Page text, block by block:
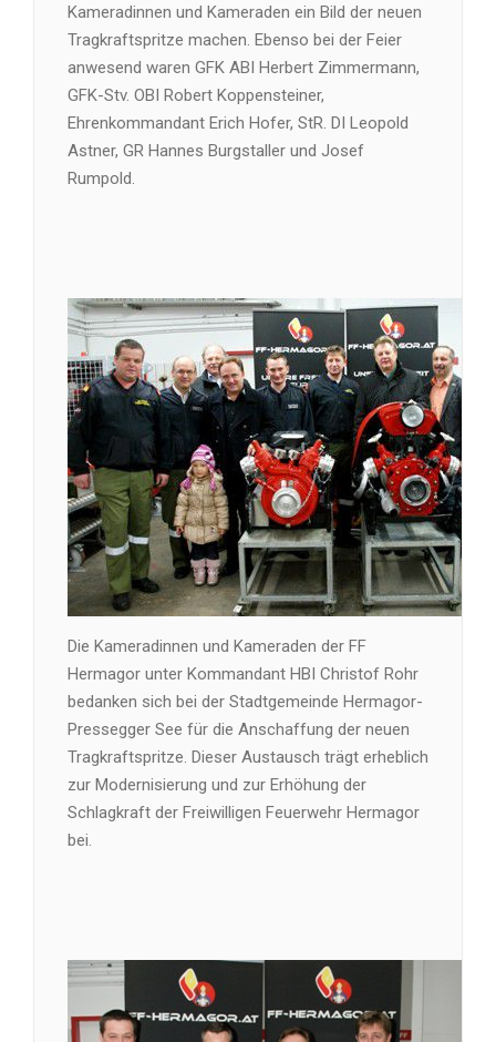
Kameradinnen und Kameraden ein Bild der neuen
Tragkraftspritze machen. Ebenso bei der Feier
anwesend waren GFK ABI Herbert Zimmermann,
GFK-Stv. OBI Robert Koppensteiner,
Ehrenkommandant Erich Hofer, StR. DI Leopold
Astner, GR Hannes Burgstaller und Josef
Rumpold.
Die Kameradinnen und Kameraden der FF
Hermagor unter Kommandant HBI Christof Rohr
bedanken sich bei der Stadtgemeinde Hermagor-
Pressegger See für die Anschaffung der neuen
Tragkraftspritze. Dieser Austausch trägt erheblich
zur Modernisierung und zur Erhöhung der
Schlagkraft der Freiwilligen Feuerwehr Hermagor
bei.